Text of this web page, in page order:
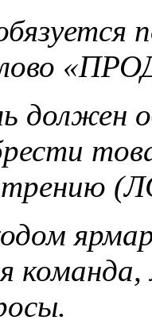
должен